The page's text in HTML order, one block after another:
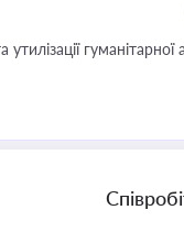
гуманітарної